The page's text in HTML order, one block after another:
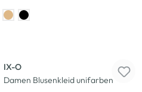
IX-O
Damen Blusenkleid unifarben